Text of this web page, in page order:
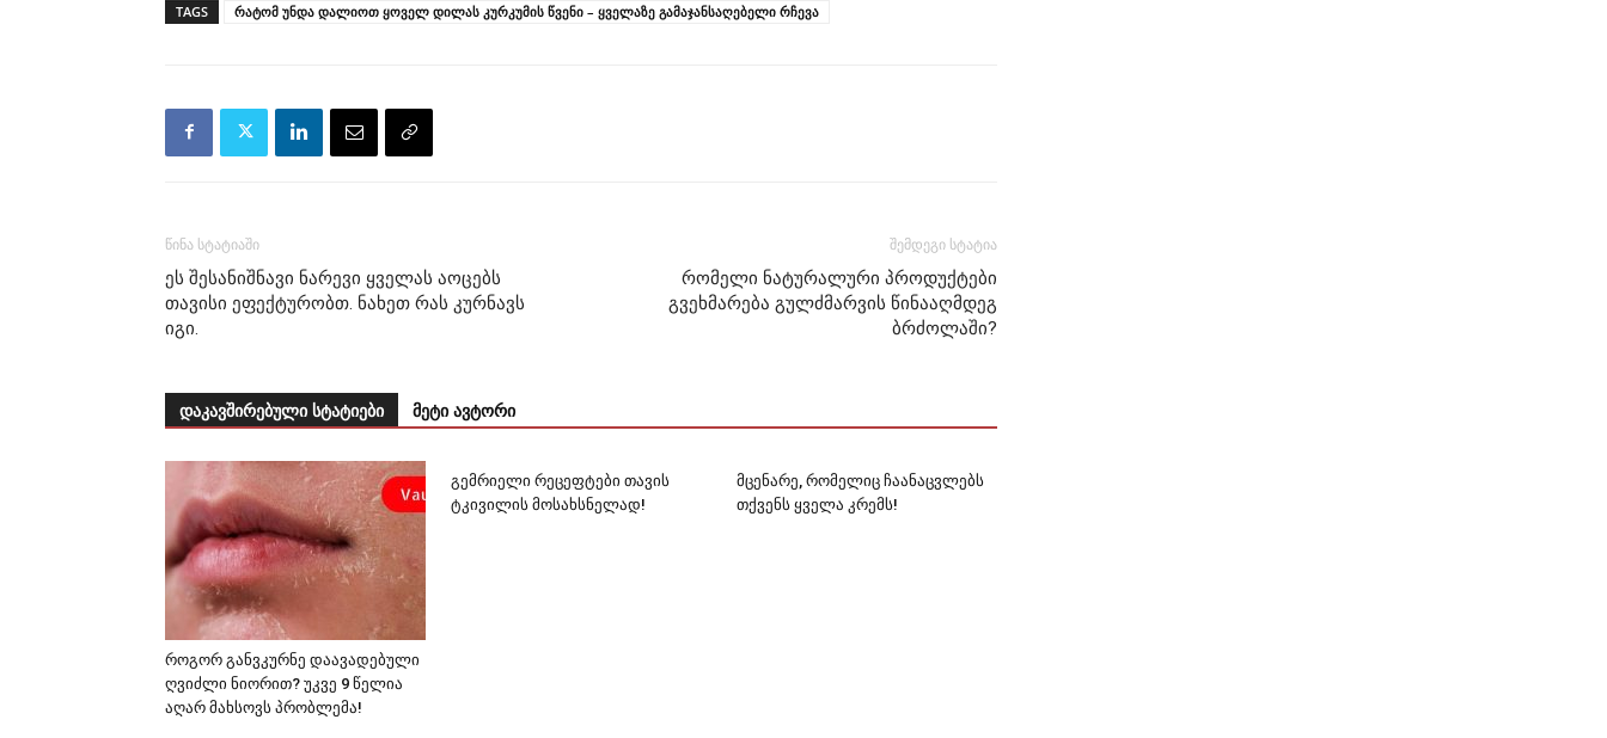
TAGS რატომ უნდა დალიოთ ყოველ დილას კურკუმის წვენი – ყველაზე გამაჯანსაღებელი რჩევა
წინა სტატიაში
ეს შესანიშნავი ნარევი ყველას აოცებს
თავისი ეფექტურობთ. ნახეთ რას კურნავს
იგი.
შემდეგი სტატია
რომელი ნატურალური პროდუქტები
გვეხმარება გულძმარვის წინააღმდეგ
ბრძოლაში?
დაკავშირებული სტატიები მეტი ავტორი
როგორ განვკურნე დაავადებული
ღვიძლი ნიორით? უკვე 9 წელია
აღარ მახსოვს პრობლემა!
გემრიელი რეცეფტები თავის
ტკივილის მოსახსნელად!
მცენარე, რომელიც ჩაანაცვლებს
თქვენს ყველა კრემს!